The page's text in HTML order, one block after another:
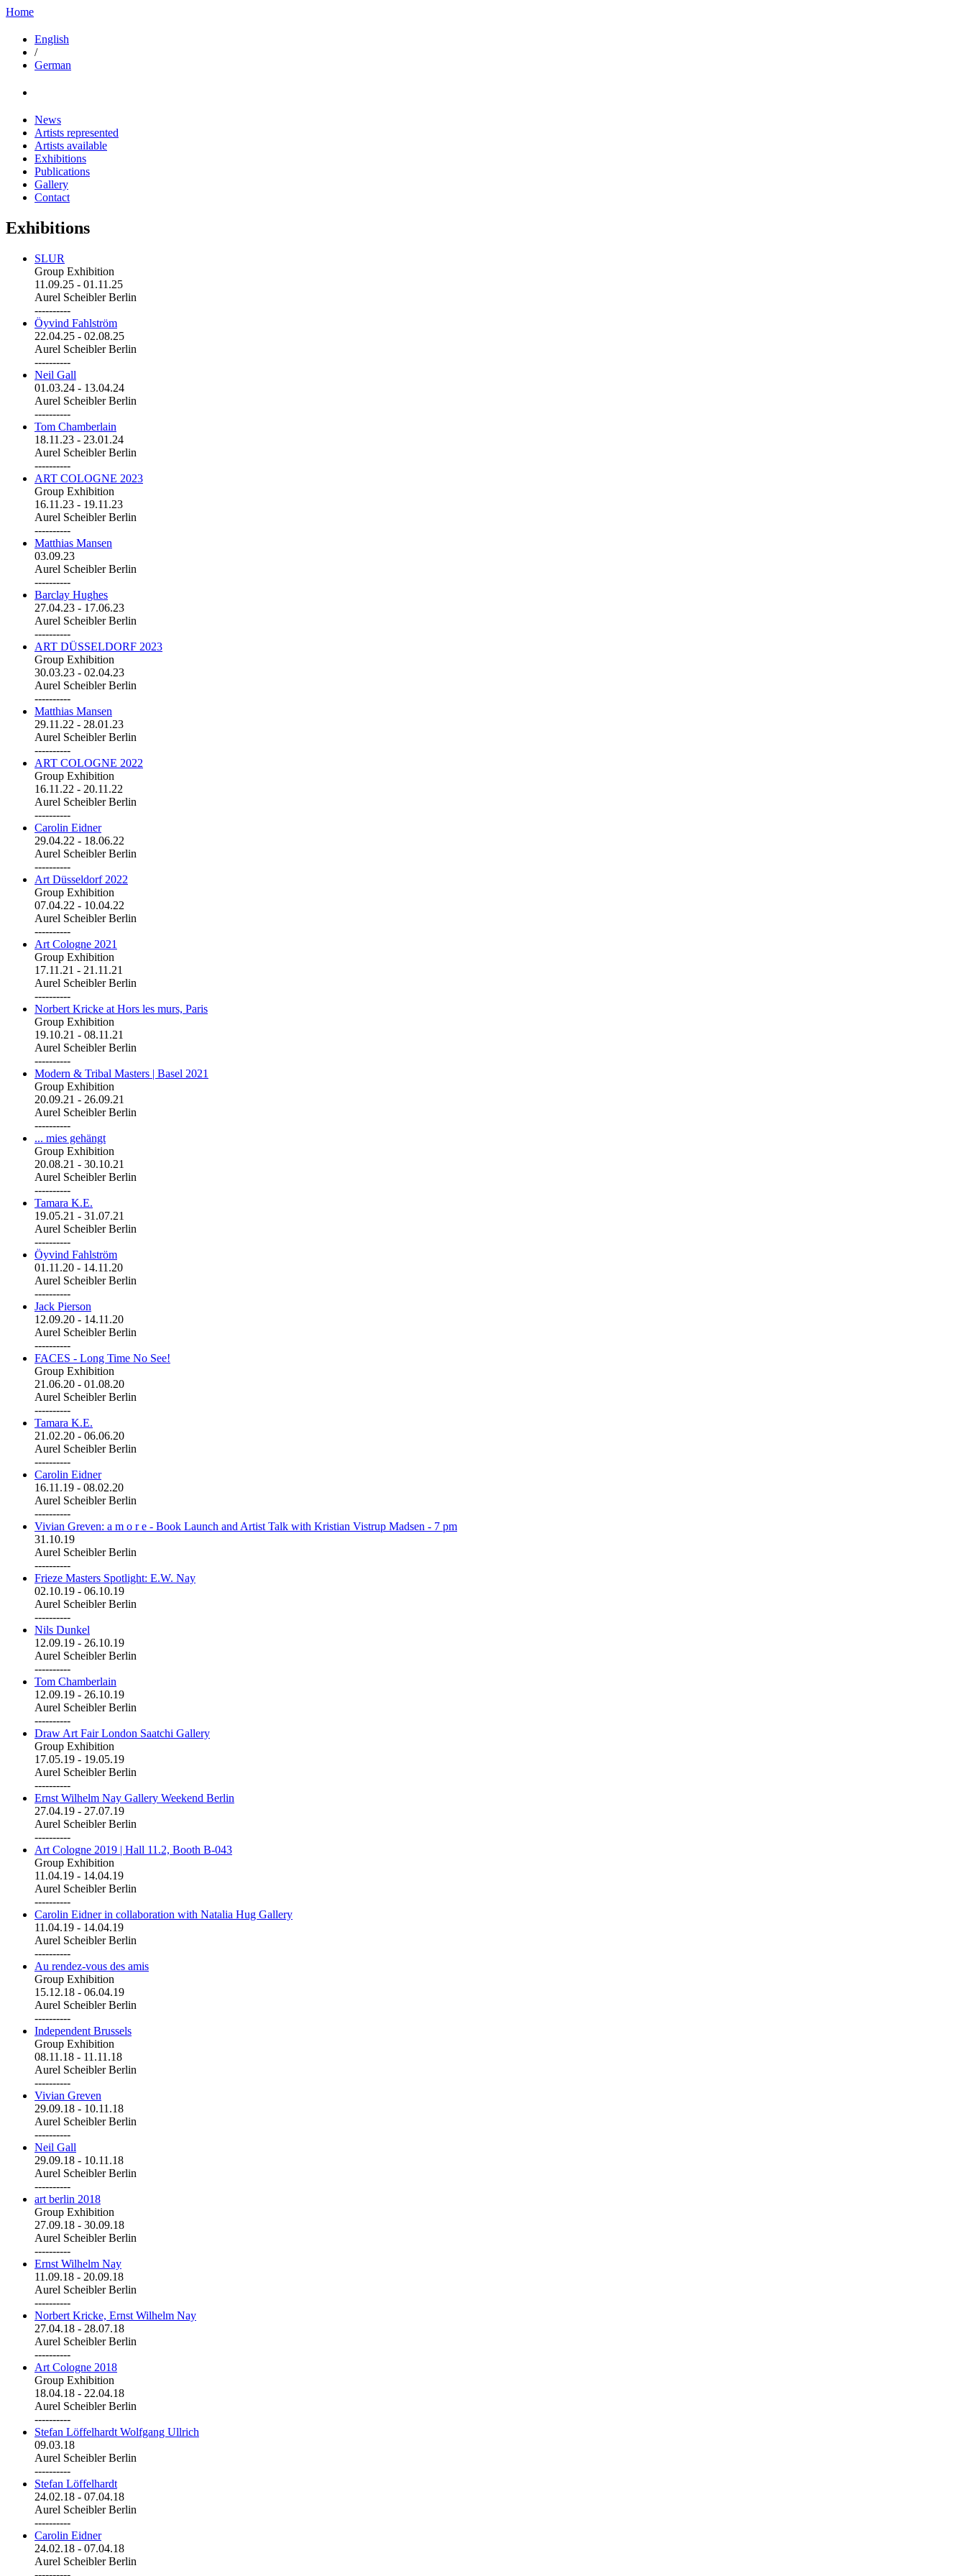
Home
English
/
German
News
Artists represented
Artists available
Exhibitions
Publications
Gallery
Contact
Exhibitions
SLUR
Group Exhibition
11.09.25 - 01.11.25
Aurel Scheibler Berlin
----------
Öyvind Fahlström
22.04.25 - 02.08.25
Aurel Scheibler Berlin
----------
Neil Gall
01.03.24 - 13.04.24
Aurel Scheibler Berlin
----------
Tom Chamberlain
18.11.23 - 23.01.24
Aurel Scheibler Berlin
----------
ART COLOGNE 2023
Group Exhibition
16.11.23 - 19.11.23
Aurel Scheibler Berlin
----------
Matthias Mansen
03.09.23
Aurel Scheibler Berlin
----------
Barclay Hughes
27.04.23 - 17.06.23
Aurel Scheibler Berlin
----------
ART DÜSSELDORF 2023
Group Exhibition
30.03.23 - 02.04.23
Aurel Scheibler Berlin
----------
Matthias Mansen
29.11.22 - 28.01.23
Aurel Scheibler Berlin
----------
ART COLOGNE 2022
Group Exhibition
16.11.22 - 20.11.22
Aurel Scheibler Berlin
----------
Carolin Eidner
29.04.22 - 18.06.22
Aurel Scheibler Berlin
----------
Art Düsseldorf 2022
Group Exhibition
07.04.22 - 10.04.22
Aurel Scheibler Berlin
----------
Art Cologne 2021
Group Exhibition
17.11.21 - 21.11.21
Aurel Scheibler Berlin
----------
Norbert Kricke at Hors les murs, Paris
Group Exhibition
19.10.21 - 08.11.21
Aurel Scheibler Berlin
----------
Modern & Tribal Masters | Basel 2021
Group Exhibition
20.09.21 - 26.09.21
Aurel Scheibler Berlin
----------
... mies gehängt
Group Exhibition
20.08.21 - 30.10.21
Aurel Scheibler Berlin
----------
Tamara K.E.
19.05.21 - 31.07.21
Aurel Scheibler Berlin
----------
Öyvind Fahlström
01.11.20 - 14.11.20
Aurel Scheibler Berlin
----------
Jack Pierson
12.09.20 - 14.11.20
Aurel Scheibler Berlin
----------
FACES - Long Time No See!
Group Exhibition
21.06.20 - 01.08.20
Aurel Scheibler Berlin
----------
Tamara K.E.
21.02.20 - 06.06.20
Aurel Scheibler Berlin
----------
Carolin Eidner
16.11.19 - 08.02.20
Aurel Scheibler Berlin
----------
Vivian Greven: a m o r e - Book Launch and Artist Talk with Kristian Vistrup Madsen - 7 pm
31.10.19
Aurel Scheibler Berlin
----------
Frieze Masters Spotlight: E.W. Nay
02.10.19 - 06.10.19
Aurel Scheibler Berlin
----------
Nils Dunkel
12.09.19 - 26.10.19
Aurel Scheibler Berlin
----------
Tom Chamberlain
12.09.19 - 26.10.19
Aurel Scheibler Berlin
----------
Draw Art Fair London Saatchi Gallery
Group Exhibition
17.05.19 - 19.05.19
Aurel Scheibler Berlin
----------
Ernst Wilhelm Nay Gallery Weekend Berlin
27.04.19 - 27.07.19
Aurel Scheibler Berlin
----------
Art Cologne 2019 | Hall 11.2, Booth B-043
Group Exhibition
11.04.19 - 14.04.19
Aurel Scheibler Berlin
----------
Carolin Eidner in collaboration with Natalia Hug Gallery
11.04.19 - 14.04.19
Aurel Scheibler Berlin
----------
Au rendez-vous des amis
Group Exhibition
15.12.18 - 06.04.19
Aurel Scheibler Berlin
----------
Independent Brussels
Group Exhibition
08.11.18 - 11.11.18
Aurel Scheibler Berlin
----------
Vivian Greven
29.09.18 - 10.11.18
Aurel Scheibler Berlin
----------
Neil Gall
29.09.18 - 10.11.18
Aurel Scheibler Berlin
----------
art berlin 2018
Group Exhibition
27.09.18 - 30.09.18
Aurel Scheibler Berlin
----------
Ernst Wilhelm Nay
11.09.18 - 20.09.18
Aurel Scheibler Berlin
----------
Norbert Kricke, Ernst Wilhelm Nay
27.04.18 - 28.07.18
Aurel Scheibler Berlin
----------
Art Cologne 2018
Group Exhibition
18.04.18 - 22.04.18
Aurel Scheibler Berlin
----------
Stefan Löffelhardt Wolfgang Ullrich
09.03.18
Aurel Scheibler Berlin
----------
Stefan Löffelhardt
24.02.18 - 07.04.18
Aurel Scheibler Berlin
----------
Carolin Eidner
24.02.18 - 07.04.18
Aurel Scheibler Berlin